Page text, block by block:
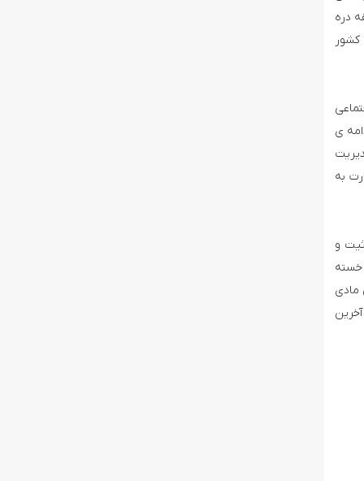
دره
کشور
انتفاضه و جنگ ۲۲ روزه غزه و ادامه­ ی
به
و
خسته
مادی